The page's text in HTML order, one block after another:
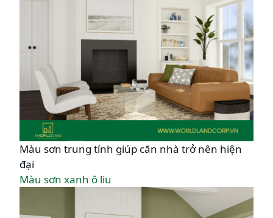
Màu sơn trung tính giúp căn nhà trở nên hiện
đại
Màu sơn xanh ô liu